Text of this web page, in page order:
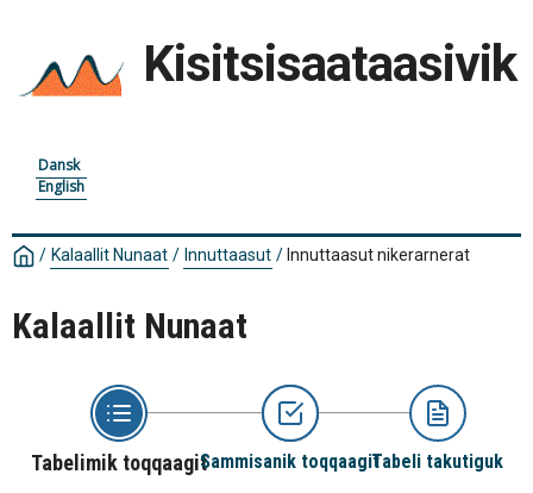
Kisitsisaataasivik
Dansk
English
/ Kalaallit Nunaat / Innuttaasut / Innuttaasut nikerarnerat
Kalaallit Nunaat
Tabelimik toqqaagitSammisanik toqqaagitTabeli takutiguk